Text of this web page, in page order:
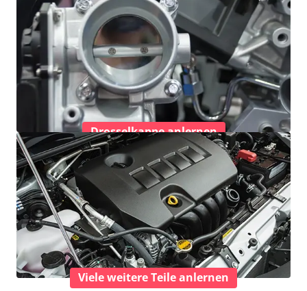
Drosselkappe anlernen
Viele weitere Teile anlernen